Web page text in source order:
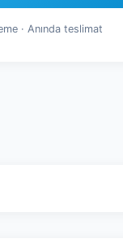
· Anında teslimat